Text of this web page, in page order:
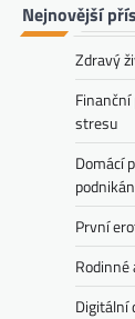
Nejnovější
Zdravý
stresu
Domácí
První
Digitální